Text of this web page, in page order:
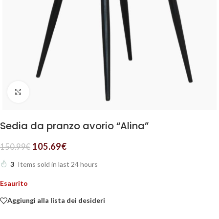
Sedia da pranzo avorio “Alina”
150.99€ 105.69€
3 Items sold in last 24 hours
Esaurito
Aggiungi alla lista dei desideri